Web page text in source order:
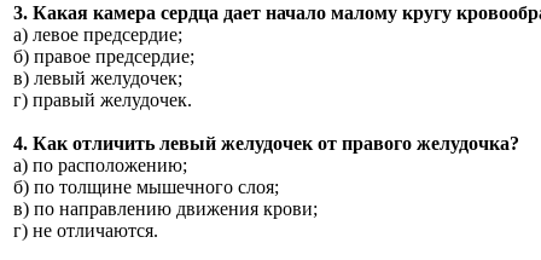
3. Какая камера сердца дает начало малому кругу
а) левое предсердие;
б) правое предсердие;
в) левый желудочек;
г) правый желудочек.
4. Как отличить левый желудочек от правого желудочка?
а) по расположению;
б) по толщине мышечного слоя;
в) по направлению движения крови;
г) не отличаются.